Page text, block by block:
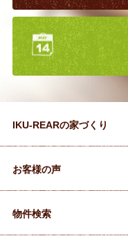
IKU-REARの家づくり
お客様の声
物件検索